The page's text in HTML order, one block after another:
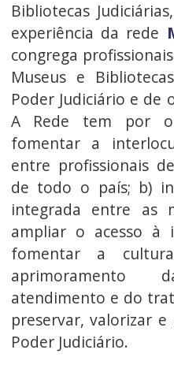
Bibliotecas
experiência da rede
congrega
Museus e
Poder Judiciário e de
A Rede tem por
fomentar a
entre profissionais
de todo o país; b)
integrada entre as
ampliar o acesso à
fomentar a
atendimento e do
preservar, valorizar
Poder Judiciário.